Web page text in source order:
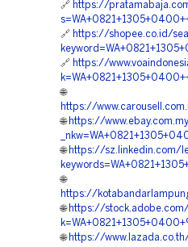
🔗 https://
🔗 https://shopee.co.id/
🔗 https://
🌐
https://
🌐 https://
🌐 https://sz.linkedin.com/
🌐
https://
🌐 https://
🌐 https://